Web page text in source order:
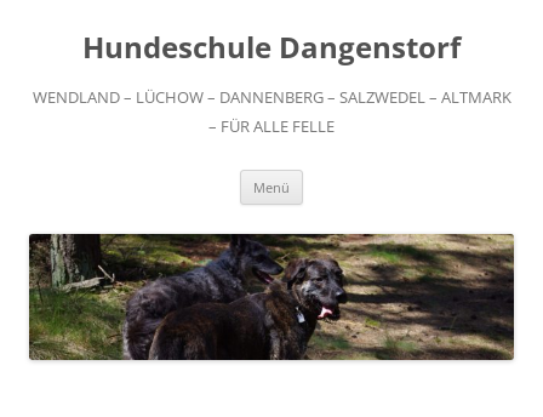
springenHundeschule Dangenstorf
WENDLAND – LÜCHOW – DANNENBERG – SALZWEDEL – ALTMARK
– FÜR ALLE FELLE
Menü